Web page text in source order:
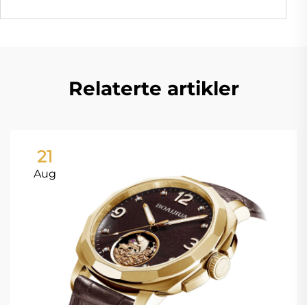
Relaterte artikler
21
Aug